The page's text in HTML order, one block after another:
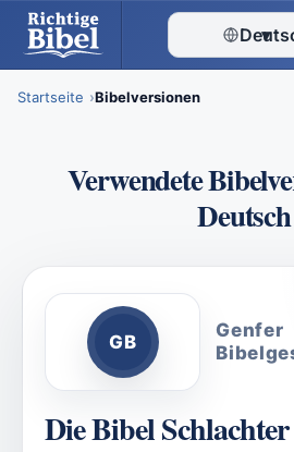
▾
Startseite Bibelversionen
Verwendete
Deutsch
GB
Genfer
Die Bibel